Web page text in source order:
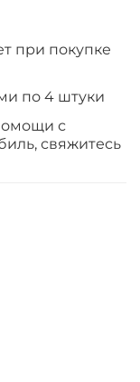
при покупке
по 4 штуки
с
свяжитесь